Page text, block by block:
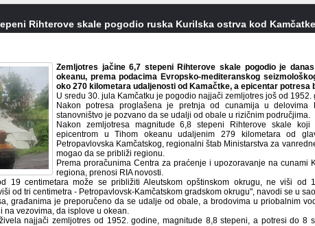
Rihterove skale pogodio ruska Kurilska ostrva kod Kamčatke
Zemljotres jačine 6,7 stepeni Rihterove skale pogodio je
okeanu, prema podacima Evropsko-mediteranskog
oko 270 kilometara udaljenosti od Kamačtke, a epicentar potresa
U sredu 30. jula Kamčatku je pogodio najjači zemljotres još od
Nakon potresa proglašena je pretnja od cunamija u
stanovništvo je pozvano da se udalji od obale u rizičnim područjima.
Nakon zemljotresa magnitude 6,8 stepeni Rihterove skale
epicentrom u Tihom okeanu udaljenim 279 kilometara od
Petropavlovska Kamčatskog, regionalni štab Ministarstva za
mogao da se približi regionu.
Prema proračunima Centra za praćenje i upozoravanje na cunami
regiona, prenosi RIA novosti.
19 centimetara može se približiti Aleutskom opštinskom okrugu, ne viši od
od tri centimetra - Petropavlovsk-Kamčatskom gradskom okrugu", navodi se u
građanima je preporučeno da se udalje od obale, a brodovima u priobalnim
na vezovima, da isplove u okean.
najjači zemljotres od 1952. godine, magnitude 8,8 stepeni, a potresi do 8